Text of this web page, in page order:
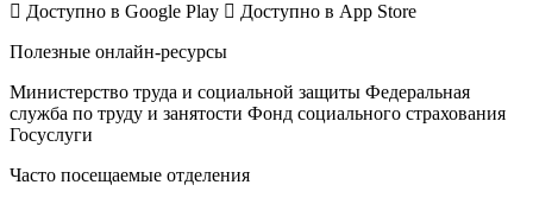
Доступно в Google Play Доступно в App Store
Полезные онлайн-ресурсы
Министерство труда и социальной защиты Федеральная
служба по труду и занятости Фонд социального страхования
Госуслуги
Часто посещаемые отделения